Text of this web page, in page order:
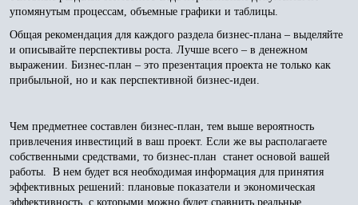
упомянутым процессам, объемные графики и таблицы.
Общая рекомендация для каждого раздела бизнес-плана – выделяйте
и описывайте перспективы роста. Лучше всего – в денежном
выражении. Бизнес-план – это презентация проекта не только как
прибыльной, но и как перспективной бизнес-идеи.
Чем предметнее составлен бизнес-план, тем выше вероятность
привлечения инвестиций в ваш проект. Если же вы располагаете
собственными средствами, то бизнес-план станет основой вашей
работы. В нем будет вся необходимая информация для принятия
эффективных решений: плановые показатели и экономическая
эффективность, с которыми можно будет сравнить реальные